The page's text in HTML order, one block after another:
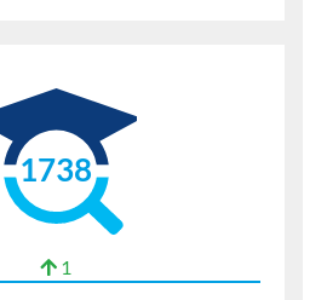
1738
1